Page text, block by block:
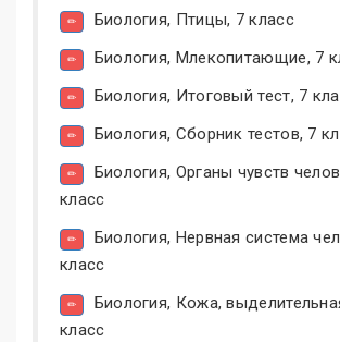
Биология, Птицы, 7 класс
Биология, Млекопитающие, 7
Биология, Итоговый тест, 7
Биология, Сборник тестов, 7
Биология, Органы чувств
класс
Биология, Нервная система
класс
Биология, Кожа,
класс